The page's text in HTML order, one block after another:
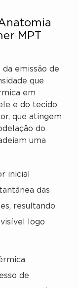
MPT
emissão de
que
em
e do tecido
que atingem
do
uma
inicial
das
resultando
logo
de